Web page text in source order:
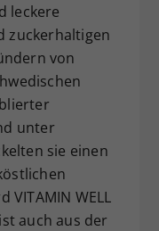
leckere
zuckerhaltigen
von
unter
sie einen
WELL
auch aus der